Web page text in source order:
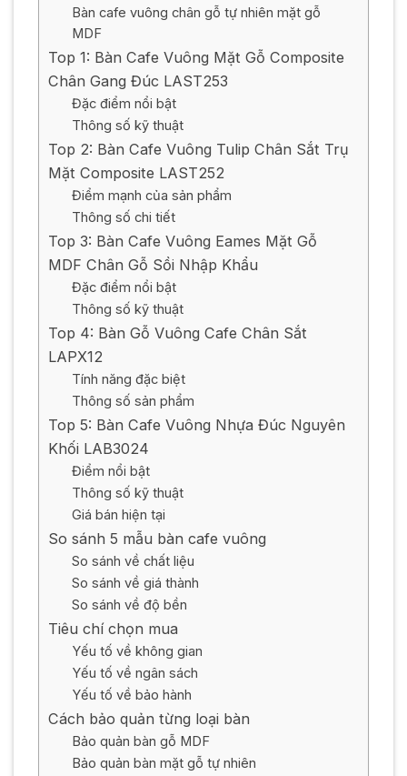
Bàn cafe vuông chân gỗ tự nhiên mặt gỗ
MDF
Top 1: Bàn Cafe Vuông Mặt Gỗ Composite
Chân Gang Đúc LAST253
Đặc điểm nổi bật
Thông số kỹ thuật
Top 2: Bàn Cafe Vuông Tulip Chân Sắt Trụ
Mặt Composite LAST252
Điểm mạnh của sản phẩm
Thông số chi tiết
Top 3: Bàn Cafe Vuông Eames Mặt Gỗ
MDF Chân Gỗ Sồi Nhập Khẩu
Đặc điểm nổi bật
Thông số kỹ thuật
Top 4: Bàn Gỗ Vuông Cafe Chân Sắt
LAPX12
Tính năng đặc biệt
Thông số sản phẩm
Top 5: Bàn Cafe Vuông Nhựa Đúc Nguyên
Khối LAB3024
Điểm nổi bật
Thông số kỹ thuật
Giá bán hiện tại
So sánh 5 mẫu bàn cafe vuông
So sánh về chất liệu
So sánh về giá thành
So sánh về độ bền
Tiêu chí chọn mua
Yếu tố về không gian
Yếu tố về ngân sách
Yếu tố về bảo hành
Cách bảo quản từng loại bàn
Bảo quản bàn gỗ MDF
Bảo quản bàn mặt gỗ tự nhiên